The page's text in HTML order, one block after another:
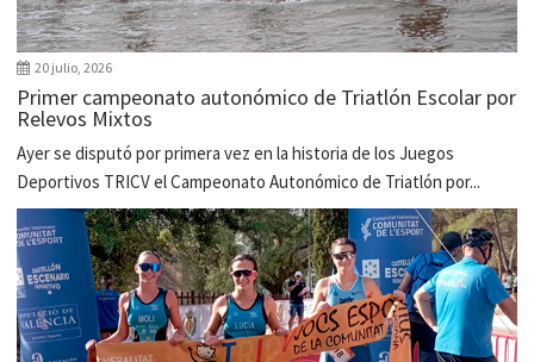
20 julio, 2026
Primer campeonato autonómico de Triatlón Escolar por
Relevos Mixtos
Ayer se disputó por primera vez en la historia de los Juegos
Deportivos TRICV el Campeonato Autonómico de Triatlón por...